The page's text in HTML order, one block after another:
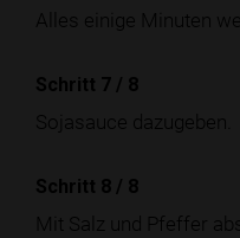
Alles einige Minuten
Schritt 7 / 8
Sojasauce dazugeben.
Schritt 8 / 8
Mit Salz und Pfeffer